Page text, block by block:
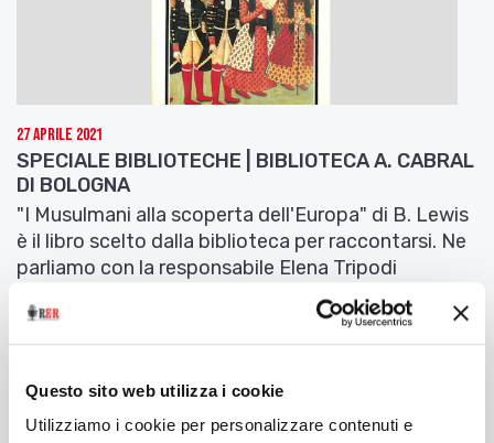
Questo sito web utilizza i cookie
Utilizziamo i cookie per personalizzare contenuti e
27 Aprile 2021
SPECIALE BIBLIOTECHE | BIBLIOTECA A. CABRAL
DI BOLOGNA
"I Musulmani alla scoperta dell'Europa" di B. Lewis
è il libro scelto dalla biblioteca per raccontarsi. Ne
parliamo con la responsabile Elena Tripodi